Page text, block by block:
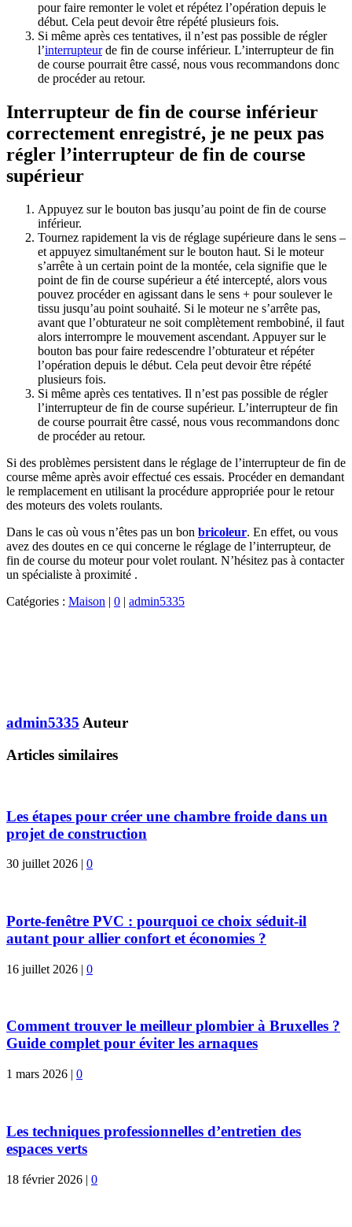
pour faire remonter le volet et répétez l’opération depuis le
début. Cela peut devoir être répété plusieurs fois.
Si même après ces tentatives, il n’est pas possible de régler
l’interrupteurde fin de course inférieur. L’interrupteur de fin
de course pourrait être cassé, nous vous recommandons donc
de procéder au retour.
Interrupteur de fin de course inférieur
correctement enregistré, je ne peux pas
régler l’interrupteur de fin de course
supérieur
Appuyez sur le bouton bas jusqu’au point de fin de course
inférieur.
Tournez rapidement la vis de réglage supérieure dans le sens –
et appuyez simultanément sur le bouton haut. Si le moteur
s’arrête à un certain point de la montée, cela signifie que le
point de fin de course supérieur a été intercepté, alors vous
pouvez procéder en agissant dans le sens + pour soulever le
tissu jusqu’au point souhaité. Si le moteur ne s’arrête pas,
avant que l’obturateur ne soit complètement rembobiné, il faut
alors interrompre le mouvement ascendant. Appuyer sur le
bouton bas pour faire redescendre l’obturateur et répéter
l’opération depuis le début. Cela peut devoir être répété
plusieurs fois.
Si même après ces tentatives. Il n’est pas possible de régler
l’interrupteur de fin de course supérieur. L’interrupteur de fin
de course pourrait être cassé, nous vous recommandons donc
de procéder au retour.
Si des problèmes persistent dans le réglage de l’interrupteur de fin de
course même après avoir effectué ces essais. Procéder en demandant
le remplacement en utilisant la procédure appropriée pour le retour
des moteurs des volets roulants.
Dans le cas où vous n’êtes pas un bon bricoleur. En effet, ou vous
avez des doutes en ce qui concerne le réglage de l’interrupteur, de
fin de course du moteur pour volet roulant. N’hésitez pas à contacter
un spécialiste à proximité .
Catégories : Maison | 0 | admin5335
admin5335 Auteur
Articles similaires
Les étapes pour créer une chambre froide dans un
projet de construction
30 juillet 2026 | 0
Porte-fenêtre PVC : pourquoi ce choix séduit-il
autant pour allier confort et économies ?
16 juillet 2026 | 0
Comment trouver le meilleur plombier à Bruxelles ?
Guide complet pour éviter les arnaques
1 mars 2026 | 0
Les techniques professionnelles d’entretien des
espaces verts
18 février 2026 | 0